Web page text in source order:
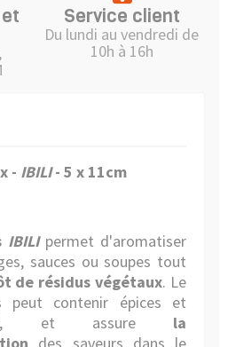
Service client
Du lundi au vendredi de
10h à 16h
- IBILI- 5 x 11cm
IBILIpermet d'aromatiser
sauces ou soupes tout
de résidus végétaux. Le
peut contenir épices et
et assure la